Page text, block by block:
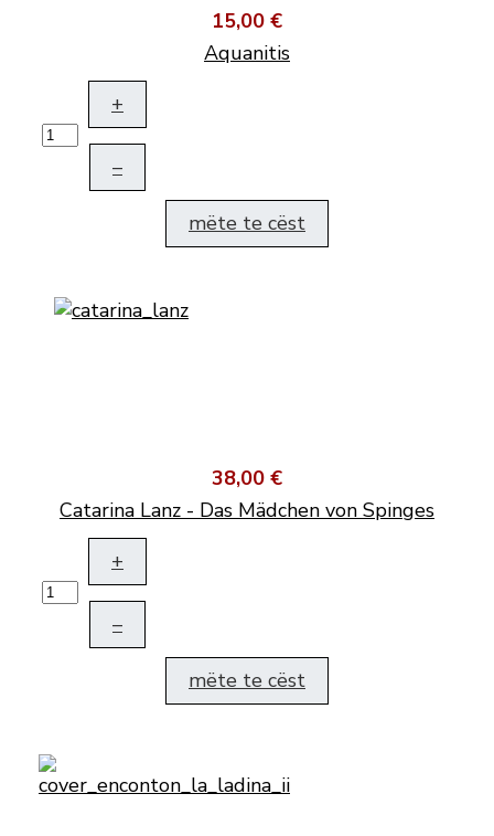
15,00 €
Aquanitis
+
–
mëte te cëst
38,00 €
Catarina Lanz - Das Mädchen von Spinges
+
–
mëte te cëst